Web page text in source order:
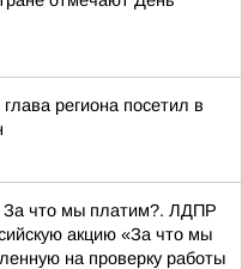
региона посетил в
За что мы платим?. ЛДПР
акцию «За что мы
на проверку работы